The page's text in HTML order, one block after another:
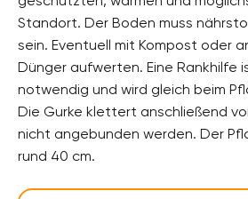
Standort. Der Boden muss
sein. Eventuell mit Kompost oder
Dünger aufwerten. Eine Rankhilfe
notwendig und wird gleich beim
Die Gurke klettert anschließend
nicht angebunden werden. Der
rund 40 cm.